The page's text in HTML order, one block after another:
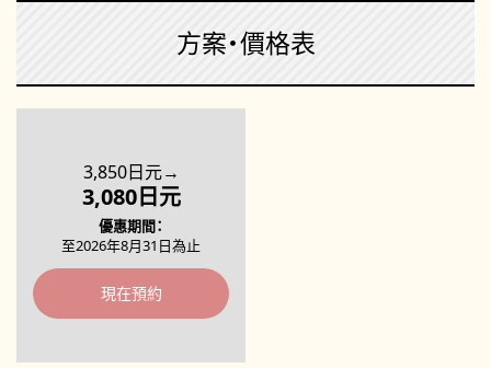
方案・價格表
3,850日元→
3,080日元
優惠期間
至2026年8月31日為止
現在預約